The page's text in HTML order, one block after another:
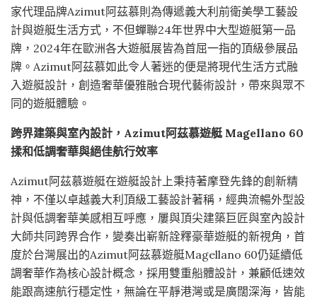
家代理品牌Azimut阿茲慕則為傳遞義大利前衛美學工藝設
計與遊艇生活方式，不但蟬聯24年世界中大型遊艇第一品
牌，2024年在歐洲各大遊艇展皆為首屈一指的頂級參展品
牌。Azimut阿茲慕如此令人著迷的便是將現代生活方式融
入遊艇設計，創造奢華優雅融合現代藝術設計，帶來與眾不
同的遊艇體驗。
跨界建築與室內設計，Azimut阿茲慕遊艇 Magellano 60
揉和低調奢華與絕佳航行效率
Azimut阿茲慕遊艇在遊艇設計上秉持著摩登先鋒的創新精
神，不僅以卓越義大利頂級工藝設計著稱，經典流暢外型設
計與低調奢華美感相互呼應，屢與頂尖建築巨匠與室內設計
大師共同跨界合作，變奏出嶄新詮釋豪華遊艇的新視角，首
度於台灣展出的Azimut阿茲慕遊艇Magellano 60仍延續低
調奢華作為核心設計概念，採用雙重船體設計，兼顧低速效
能跟高速航行穩定性，無論在平靜港灣或是廣闊深海，皆能